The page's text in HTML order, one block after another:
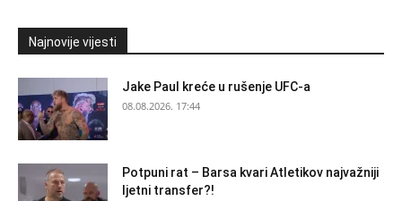
Najnovije vijesti
Jake Paul kreće u rušenje UFC-a
08.08.2026. 17:44
Potpuni rat – Barsa kvari Atletikov najvažniji
ljetni transfer?!